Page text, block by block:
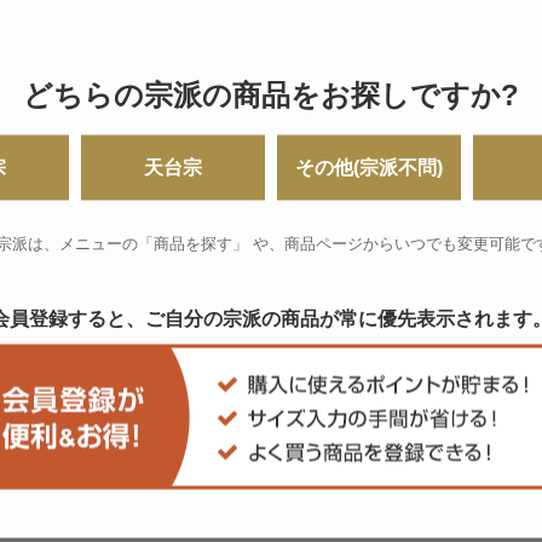
どちらの宗派の商品をお探しですか?
天台宗 その他(宗派不問)
派は、メニューの「商品を探す」 や、 商品ページからいつでも変更可能で
員登録すると、ご自分の宗派の商品が常に優先表示されます。